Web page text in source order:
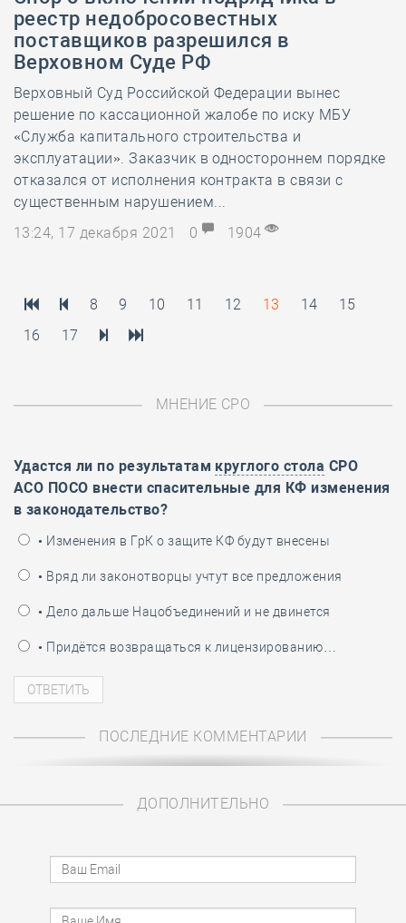
реестр недобросовестных
поставщиков разрешился в
Верховном Суде РФ
Верховный Суд Российской Федерации вынес
решение по кассационной жалобе по иску МБУ
«Служба капитального строительства и
эксплуатации». Заказчик в одностороннем порядке
отказался от исполнения контракта в связи с
существенным нарушением...
13:24, 17 декабря 2021
0 1904
8 9 10 11 12 13 14
15
16
17
МНЕНИЕ СРО
Удастся ли по результатам круглого стола СРО
АСО ПОСО внести спасительные для КФ изменения
в законодательство?
• Изменения в ГрК о защите КФ будут внесены
• Вряд ли законотворцы учтут все предложения
• Дело дальше Нацобъединений и не двинется
• Придётся возвращаться к лицензированию…
ПОСЛЕДНИЕ КОММЕНТАРИИ
ДОПОЛНИТЕЛЬНО